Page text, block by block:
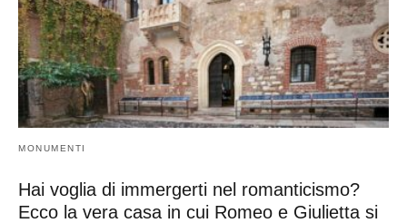
MONUMENTI
Hai voglia di immergerti nel romanticismo?
Ecco la vera casa in cui Romeo e Giulietta si